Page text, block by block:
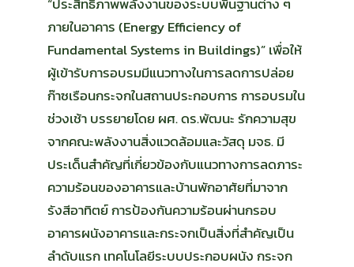
ภายในอาคาร (Energy Efficiency of
Fundamental Systems in Buildings)” เพื่อให้
ผู้เข้ารับการอบรมมีแนวทางในการลดการปล่อย
ก๊าซเรือนกระจกในสถานประกอบการ การอบรมใน
ช่วงเช้า บรรยายโดย ผศ. ดร.พัฒนะ รักความสุข
จากคณะพลังงานสิ่งแวดล้อมและวัสดุ มจธ. มี
ประเด็นสำคัญที่เกี่ยวข้องกับแนวทางการลดภาระ
ความร้อนของอาคารและบ้านพักอาศัยที่มาจาก
รังสีอาทิตย์ การป้องกันความร้อนผ่านกรอบ
อาคารผนังอาคารและกระจกเป็นสิ่งที่สำคัญเป็น
ลำดับแรก เทคโนโลยีระบบประกอบผนัง กระจก